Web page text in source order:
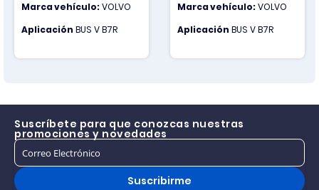
Marca vehículo:VOLVO
Aplicación BUS V B7R
Marca vehículo:VOLVO
Aplicación BUS V B7R
Suscríbete para que conozcas nuestras
promociones y novedades
Suscribirme